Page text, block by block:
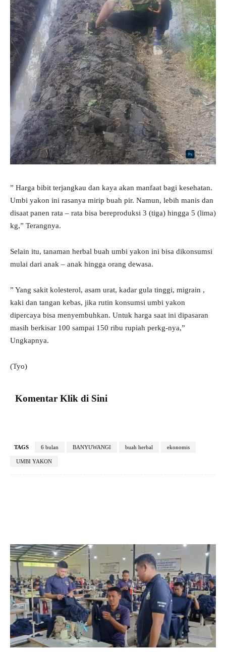
” Harga bibit terjangkau dan kaya akan manfaat bagi kesehatan.
Umbi yakon ini rasanya mirip buah pir. Namun, lebih manis dan
disaat panen rata – rata bisa bereproduksi 3 (tiga) hingga 5 (lima)
kg,” Terangnya.
Selain itu, tanaman herbal buah umbi yakon ini bisa dikonsumsi
mulai dari anak – anak hingga orang dewasa.
” Yang sakit kolesterol, asam urat, kadar gula tinggi, migrain ,
kaki dan tangan kebas, jika rutin konsumsi umbi yakon
dipercaya bisa menyembuhkan. Untuk harga saat ini dipasaran
masih berkisar 100 sampai 150 ribu rupiah perkg-nya,”
Ungkapnya.
(Tyo)
Komentar Klik di Sini
TAGS 6 bulan BANYUWANGI buah herbal ekonomis
UMBI YAKON